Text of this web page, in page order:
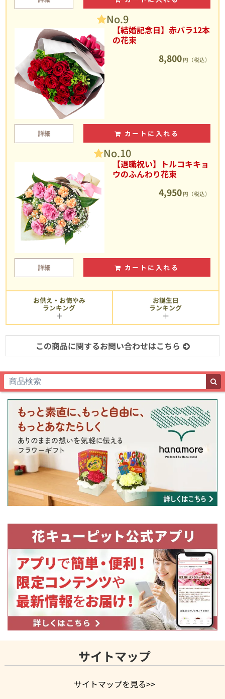
No.9
【結婚記念日】赤バラ12本
の花束
8,800 円（税込）
詳細 カートに入れる
No.10
【退職祝い】トルコキキョ
ウのふんわり花束
4,950 円（税込）
詳細 カートに入れる
お供え・お悔やみ
ランキング
お誕生日
ランキング
この商品に関するお問い合わせはこちら
サイトマップ
サイトマップを見る>>